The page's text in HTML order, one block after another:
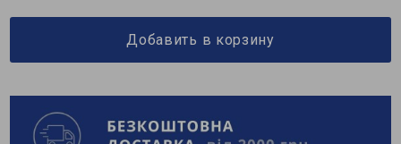
Добавить в корзину